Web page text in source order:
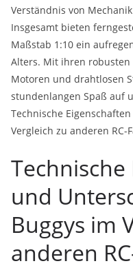
Verständnis von
Insgesamt bieten
Maßstab 1:10 ein
Alters. Mit ihren
Motoren und drahtlosen
stundenlangen Spaß auf
Technische
Vergleich zu anderen RC-
und
Buggys im
anderen